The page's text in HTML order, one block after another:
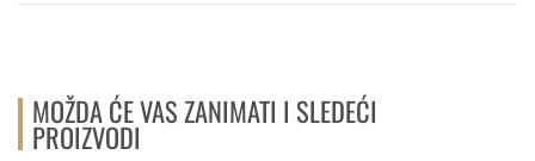
MOŽDA ĆE VAS ZANIMATI I SLEDEĆI
PROIZVODI